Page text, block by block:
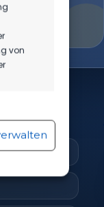
von
ansehen